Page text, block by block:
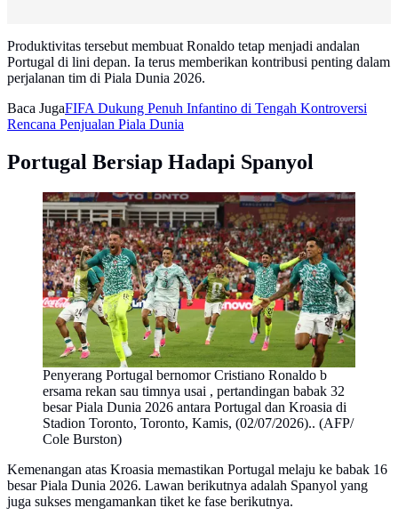
Produktivitas tersebut membuat Ronaldo tetap menjadi andalan
Portugal di lini depan. Ia terus memberikan kontribusi penting dalam
perjalanan tim di Piala Dunia 2026.
Baca JugaFIFA Dukung Penuh Infantino di Tengah Kontroversi
Rencana Penjualan Piala Dunia
Portugal Bersiap Hadapi Spanyol
Penyerang Portugal bernomor Cristiano Ronaldo b
ersama rekan sau timnya usai , pertandingan babak 32
besar Piala Dunia 2026 antara Portugal dan Kroasia di
Stadion Toronto, Toronto, Kamis, (02/07/2026).. (AFP/
Cole Burston)
Kemenangan atas Kroasia memastikan Portugal melaju ke babak 16
besar Piala Dunia 2026. Lawan berikutnya adalah Spanyol yang
juga sukses mengamankan tiket ke fase berikutnya.